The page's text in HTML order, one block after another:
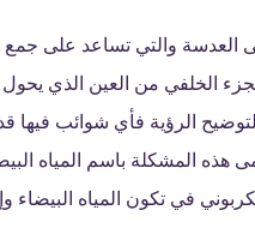
والتي تساعد على جمع
الخلفي من العين الذي
الرؤية فأي شوائب فيها
المشكلة باسم المياه
في تكون المياه البيضاء